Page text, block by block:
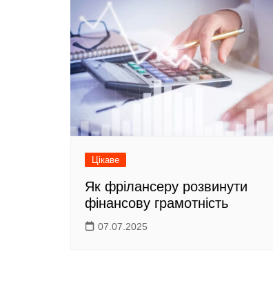
Цікаве
Як фрілансеру розвинути
фінансову грамотність
07.07.2025